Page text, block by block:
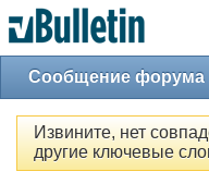
Сообщение форума
Извините, нет
другие ключевые